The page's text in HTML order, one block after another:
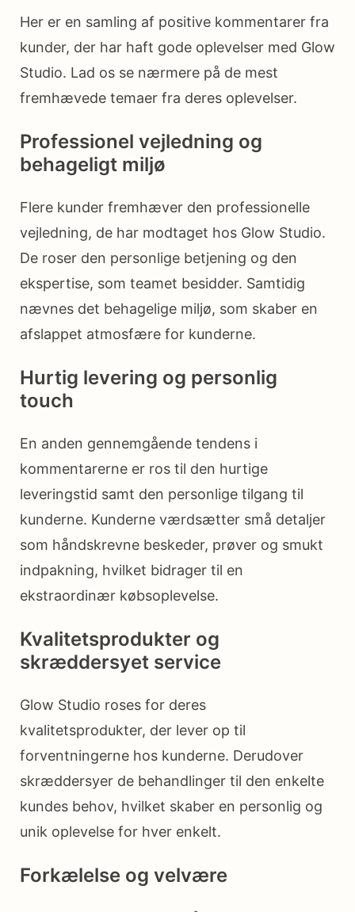
Her er en samling af positive kommentarer fra
kunder, der har haft gode oplevelser med Glow
Studio. Lad os se nærmere på de mest
fremhævede temaer fra deres oplevelser.
Professionel vejledning og
behageligt miljø
Flere kunder fremhæver den professionelle
vejledning, de har modtaget hos Glow Studio.
De roser den personlige betjening og den
ekspertise, som teamet besidder. Samtidig
nævnes det behagelige miljø, som skaber en
afslappet atmosfære for kunderne.
Hurtig levering og personlig
touch
En anden gennemgående tendens i
kommentarerne er ros til den hurtige
leveringstid samt den personlige tilgang til
kunderne. Kunderne værdsætter små detaljer
som håndskrevne beskeder, prøver og smukt
indpakning, hvilket bidrager til en
ekstraordinær købsoplevelse.
Kvalitetsprodukter og
skræddersyet service
Glow Studio roses for deres
kvalitetsprodukter, der lever op til
forventningerne hos kunderne. Derudover
skræddersyer de behandlinger til den enkelte
kundes behov, hvilket skaber en personlig og
unik oplevelse for hver enkelt.
Forkælelse og velvære